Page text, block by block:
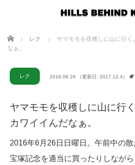
ホーム レク
ヤマモモを収穫しに山に行
なぁ。
レク 2016.06.26 （更新日: 2017.12.4）
ヤマモモを収穫しに山に行
カワイイんだなぁ。
2016年6月26日日曜日。午前中の
宝塚記念を適当に買ったりしなが